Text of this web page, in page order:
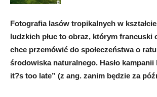
Fotografia lasów tropikalnych w
ludzkich płuc to obraz, którym francuski
chce przemówić do społeczeństwa o
środowiska naturalnego. Hasło
it?s too late” (z ang. zanim będzie za